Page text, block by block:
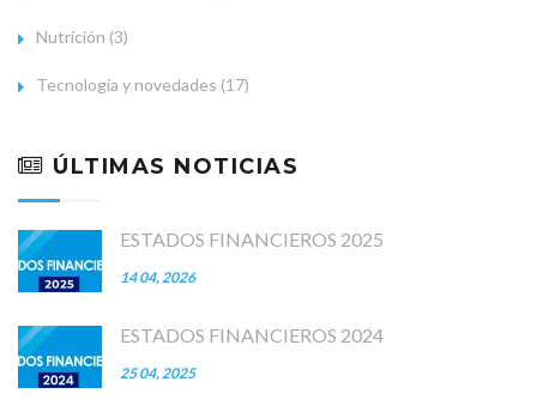
Nutrición (3)
Tecnología y novedades (17)
ÚLTIMAS NOTICIAS
ESTADOS FINANCIEROS 2025
14 04, 2026
ESTADOS FINANCIEROS 2024
25 04, 2025